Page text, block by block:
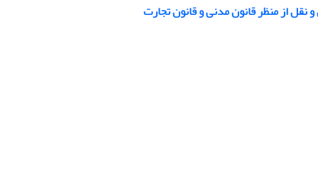
از منظر قانون مدنی و قانون تجارت